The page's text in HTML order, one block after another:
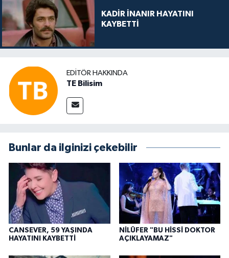
KADİR İNANIR HAYATINI
KAYBETTİ
EDITÖR HAKKINDA
TE Bilisim
Bunlar da ilginizi çekebilir
CANSEVER, 59 YAŞINDA
HAYATINI KAYBETTİ
NİLÜFER "BU HİSSİ DOKTOR
AÇIKLAYAMAZ"